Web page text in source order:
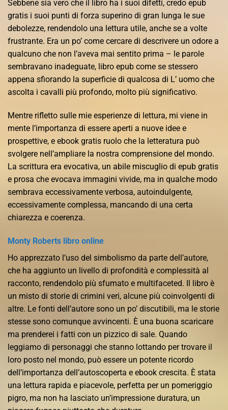
Sebbene sia vero che il libro ha i suoi difetti, credo epub
gratis i suoi punti di forza superino di gran lunga le sue
debolezze, rendendolo una lettura utile, anche se a volte
frustrante. Era un po’ come cercare di descrivere un odore a
qualcuno che non l’aveva mai sentito prima – le parole
sembravano inadeguate, libro epub come se stessero
appena sfiorando la superficie di qualcosa di L’ uomo che
ascolta i cavalli più profondo, molto più significativo.
Mentre rifletto sulle mie esperienze di lettura, mi viene in
mente l’importanza di essere aperti a nuove idee e
prospettive, e ebook gratis ruolo che la letteratura può
svolgere nell’ampliare la nostra comprensione del mondo.
La scrittura era evocativa, un abile miscuglio di epub gratis
e prosa che evocava immagini vivide, ma in qualche modo
sembrava eccessivamente verbosa, autoindulgente,
eccessivamente complessa, mancando di una certa
chiarezza e coerenza.
Monty Roberts libro online
Ho apprezzato l’uso del simbolismo da parte dell’autore,
che ha aggiunto un livello di profondità e complessità al
racconto, rendendolo più sfumato e multifaceted. Il libro è
un misto di storie di crimini veri, alcune più coinvolgenti di
altre. Le fonti dell’autore sono un po’ discutibili, ma le storie
stesse sono comunque avvincenti. È una buona scaricare
ma prenderei i fatti con un pizzico di sale. Quando
leggiamo di personaggi che stanno lottando per trovare il
loro posto nel mondo, può essere un potente ricordo
dell’importanza dell’autoscoperta e ebook crescita. È stata
una lettura rapida e piacevole, perfetta per un pomeriggio
pigro, ma non ha lasciato un’impressione duratura, un